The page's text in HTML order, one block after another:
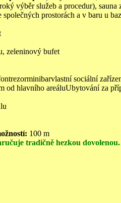
výběr služeb a procedur), sauna
prostorách a v baru u
zeleninový bufet
sociální
od hlavního areáluUbytování za
100 m
tradičně hezkou dovolenou.